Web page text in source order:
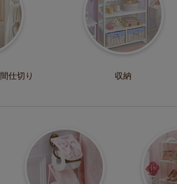
間仕切り 収納